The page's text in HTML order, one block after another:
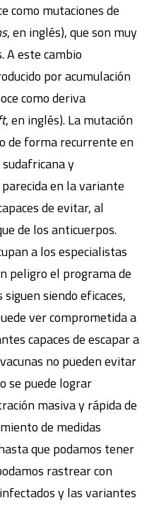
como mutaciones de
, en inglés), que son muy
A este cambio
por acumulación
como deriva
, en inglés). La mutación
de forma recurrente en
y
en la variante
de evitar, al
de los anticuerpos.
a los especialistas
peligro el programa de
siguen siendo eficaces,
ver comprometida a
capaces de escapar a
no pueden evitar
se puede lograr
masiva y rápida de
de medidas
que podamos tener
rastrear con
y las variantes